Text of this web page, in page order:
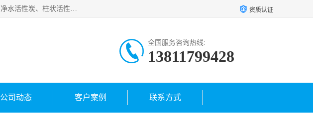
北京中航豫泓环保技术有限公司主要生产经营蜂窝状活性炭、椰子壳活性炭、污水絮凝剂、颗粒活性炭、净水活性炭、柱状活性炭等水处理和空气净化产品，品质信赖、服务保障。是您理想的合作伙伴。欢迎来电咨询！ 资质认证
全国服务咨询热线:
13811799428
公司动态 客户案例 联系方式